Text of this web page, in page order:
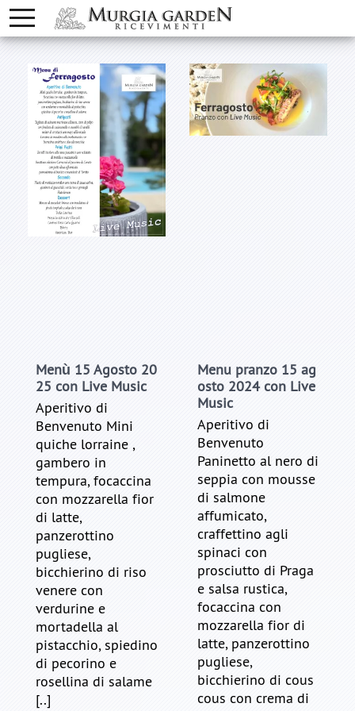
Menù 15 Agosto 20
25 con Live Music
Aperitivo di
Benvenuto Mini
quiche lorraine ,
gambero in
tempura, focaccina
con mozzarella fior
di latte,
panzerottino
pugliese,
bicchierino di riso
venere con
verdurine e
mortadella al
pistacchio, spiedino
di pecorino e
rosellina di salame
[..]
Menu pranzo 15 ag
osto 2024 con Live
Music
Aperitivo di
Benvenuto
Paninetto al nero di
seppia con mousse
di salmone
affumicato,
craffettino agli
spinaci con
prosciutto di Praga
e salsa rustica,
focaccina con
mozzarella fior di
latte, panzerottino
pugliese,
bicchierino di cous
cous con crema di